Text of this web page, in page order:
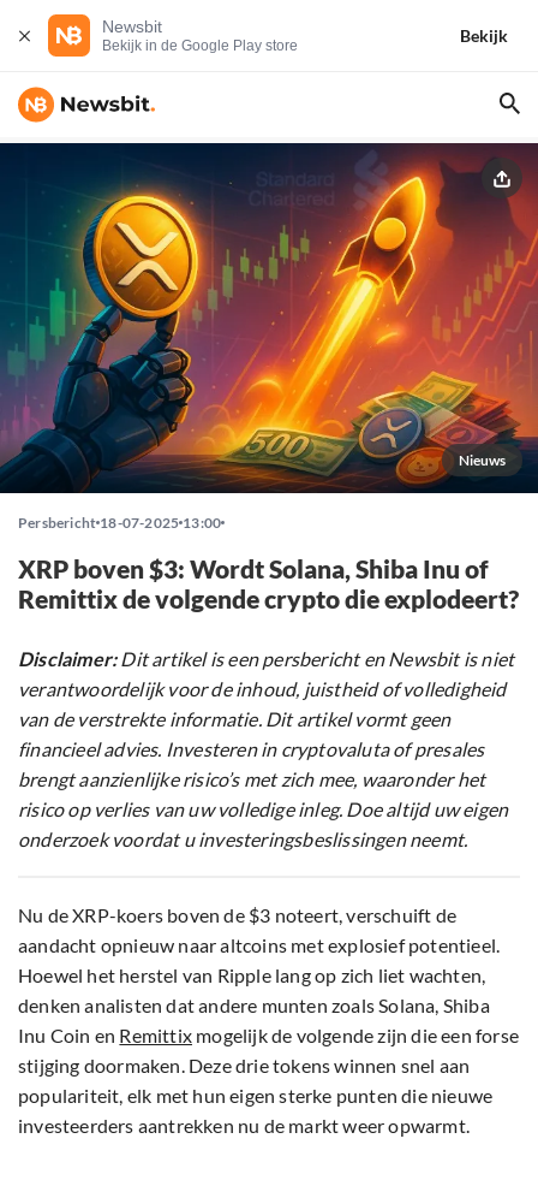
Newsbit
Bekijk in de Google Play store
Bekijk
Nieuws
Persbericht 18-07-2025 13:00
XRP boven $3: Wordt Solana, Shiba Inu of
Remittix de volgende crypto die explodeert?
Disclaimer:Dit artikel is een persbericht en Newsbit is niet
verantwoordelijk voor de inhoud, juistheid of volledigheid
van de verstrekte informatie. Dit artikel vormt geen
financieel advies. Investeren in cryptovaluta of presales
brengt aanzienlijke risico’s met zich mee, waaronder het
risico op verlies van uw volledige inleg. Doe altijd uw eigen
onderzoek voordat u investeringsbeslissingen neemt.
Nu de XRP-koers boven de $3 noteert, verschuift de
aandacht opnieuw naar altcoins met explosief potentieel.
Hoewel het herstel van Ripple lang op zich liet wachten,
denken analisten dat andere munten zoals Solana, Shiba
Inu Coin en Remittix mogelijk de volgende zijn die een forse
stijging doormaken. Deze drie tokens winnen snel aan
populariteit, elk met hun eigen sterke punten die nieuwe
investeerders aantrekken nu de markt weer opwarmt.